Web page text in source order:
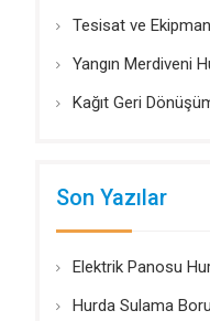
Tesisat ve
Yangın Merdiveni
Kağıt Geri
Son Yazılar
Elektrik Panosu
Hurda Sulama